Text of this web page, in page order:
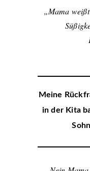
„Mama
Meine
in der Kita